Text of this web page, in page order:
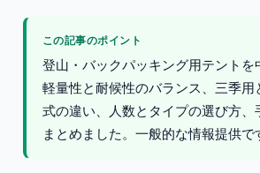
この記事のポイント
登山・バックパッキング用テントを
軽量性と耐候性のバランス、三季用
式の違い、人数とタイプの選び方、
まとめました。一般的な情報提供で